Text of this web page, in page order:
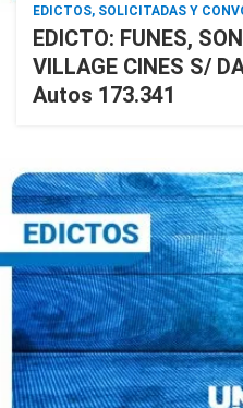
EDICTOS, SOLICITADAS Y
EDICTO: FUNES,
VILLAGE CINES S/
Autos 173.341